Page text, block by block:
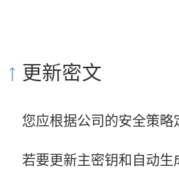
更新密文
您应根据公司的安全策略
若要更新主密钥和自动生